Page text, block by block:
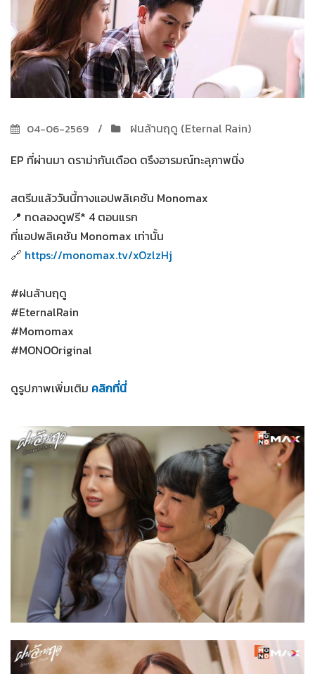
04-06-2569
ฝนล้านฤดู (Eternal Rain)
EP ที่ผ่านมา ดราม่ากันเดือด ตรึงอารมณ์ทะลุภาพนิ่ง
สตรีมแล้ววันนี้ทางแอปพลิเคชัน Monomax
📍 ทดลองดูฟรี* 4 ตอนแรก
ที่แอปพลิเคชัน Monomax เท่านั้น
🔗 https://monomax.tv/xOzlzHj
#ฝนล้านฤดู
#EternalRain
#Momomax
#MONOOriginal
ดูรูปภาพเพิ่มเติม คลิกที่นี่